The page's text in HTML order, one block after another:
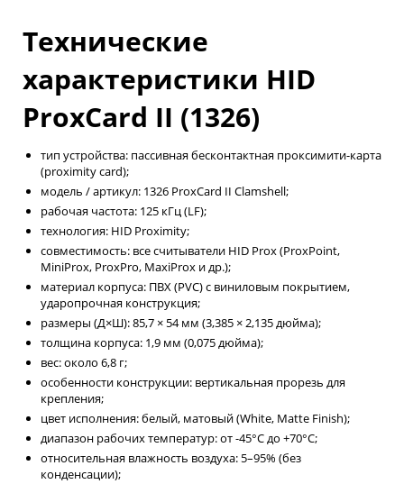
Технические
характеристики HID
ProxCard II (1326)
тип устройства: пассивная бесконтактная проксимити-карта
(proximity card);
модель / артикул: 1326 ProxCard II Clamshell;
рабочая частота: 125 кГц (LF);
технология: HID Proximity;
совместимость: все считыватели HID Prox (ProxPoint,
MiniProx, ProxPro, MaxiProx и др.);
материал корпуса: ПВХ (PVC) с виниловым покрытием,
ударопрочная конструкция;
размеры (Д×Ш): 85,7 × 54 мм (3,385 × 2,135 дюйма);
толщина корпуса: 1,9 мм (0,075 дюйма);
вес: около 6,8 г;
особенности конструкции: вертикальная прорезь для
крепления;
цвет исполнения: белый, матовый (White, Matte Finish);
диапазон рабочих температур: от -45°C до +70°C;
относительная влажность воздуха: 5–95% (без
конденсации);